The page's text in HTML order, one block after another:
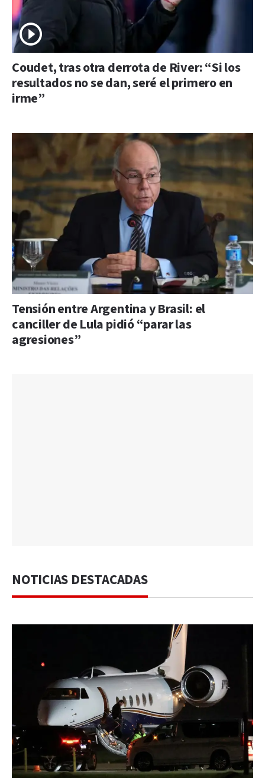
Coudet, tras otra derrota de River: “Si los
resultados no se dan, seré el primero en
irme”
Tensión entre Argentina y Brasil: el
canciller de Lula pidió “parar las
agresiones”
NOTICIAS DESTACADAS